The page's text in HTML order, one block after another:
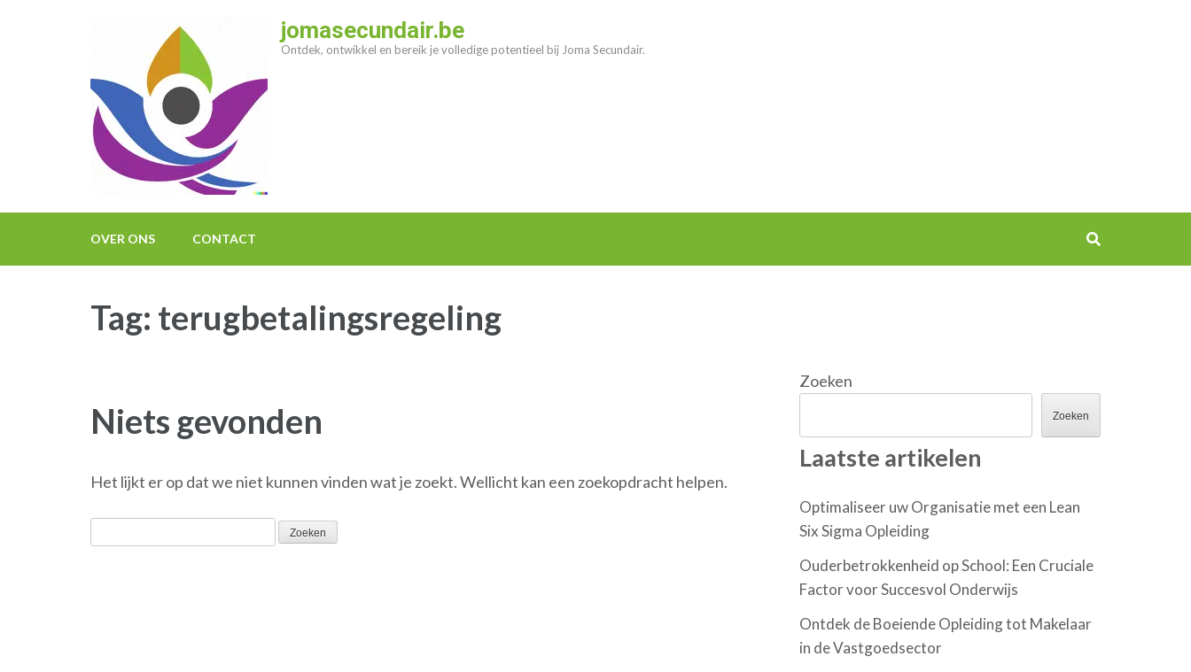
jomasecundair.be
Ontdek, ontwikkel en bereik je volledige potentieel bij Joma Secundair.
OVER ONS CONTACT
Tag: terugbetalingsregeling
Niets gevonden
Het lijkt er op dat we niet kunnen vinden wat je zoekt. Wellicht kan een zoekopdracht helpen.
naar:
Zoeken
Zoeken
Laatste artikelen
Optimaliseer uw Organisatie met een Lean
Six Sigma Opleiding
Ouderbetrokkenheid op School: Een Cruciale
Factor voor Succesvol Onderwijs
Ontdek de Boeiende Opleiding tot Makelaar
in de Vastgoedsector